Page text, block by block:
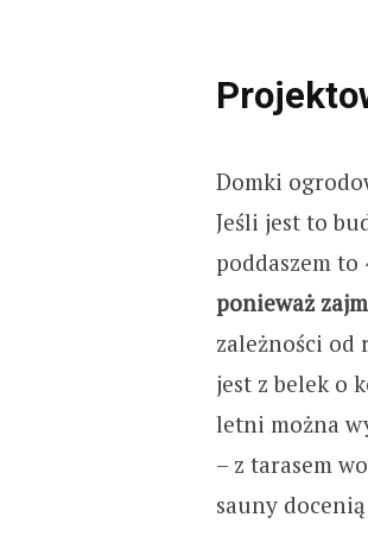
Domki
Jeśli jest to
poddaszem to
ponieważ
zależności od
jest z belek o
letni można
– z tarasem
sauny